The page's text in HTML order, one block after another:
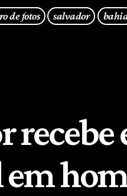
de fotos salvador
em